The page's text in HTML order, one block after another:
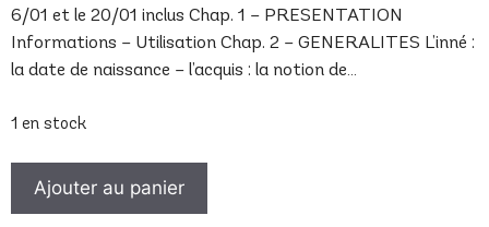
6/01 et le 20/01 inclus Chap. 1 – PRESENTATION
Informations – Utilisation Chap. 2 – GENERALITES L’inné :
la date de naissance – l’acquis : la notion de…
1 en stock
Ajouter au panier